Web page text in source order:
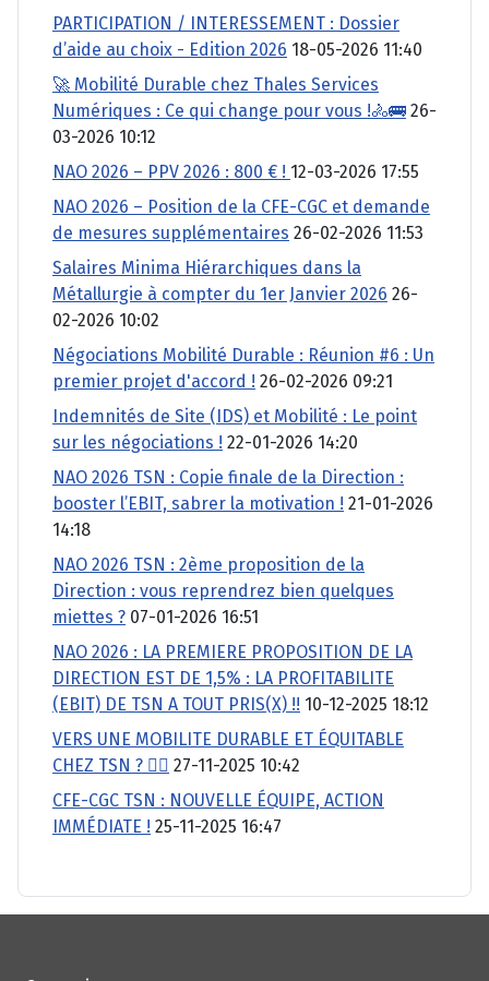
PARTICIPATION / INTERESSEMENT : Dossier
d’aide au choix - Edition 2026 18-05-2026 11:40
🚀 Mobilité Durable chez Thales Services
Numériques : Ce qui change pour vous !🚴🚌 26-
03-2026 10:12
NAO 2026 – PPV 2026 : 800 € ! 12-03-2026 17:55
NAO 2026 – Position de la CFE-CGC et demande
de mesures supplémentaires 26-02-2026 11:53
Salaires Minima Hiérarchiques dans la
Métallurgie à compter du 1er Janvier 2026 26-
02-2026 10:02
Négociations Mobilité Durable : Réunion #6 : Un
premier projet d'accord ! 26-02-2026 09:21
Indemnités de Site (IDS) et Mobilité : Le point
sur les négociations ! 22-01-2026 14:20
NAO 2026 TSN : Copie finale de la Direction :
booster l’EBIT, sabrer la motivation ! 21-01-2026
14:18
NAO 2026 TSN : 2ème proposition de la
Direction : vous reprendrez bien quelques
miettes ? 07-01-2026 16:51
NAO 2026 : LA PREMIERE PROPOSITION DE LA
DIRECTION EST DE 1,5% : LA PROFITABILITE
(EBIT) DE TSN A TOUT PRIS(X) !! 10-12-2025 18:12
VERS UNE MOBILITE DURABLE ET ÉQUITABLE
CHEZ TSN ? 🚴‍♂️ 27-11-2025 10:42
CFE-CGC TSN : NOUVELLE ÉQUIPE, ACTION
IMMÉDIATE ! 25-11-2025 16:47